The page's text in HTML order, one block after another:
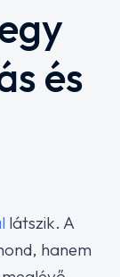
és
látszik. A
hanem